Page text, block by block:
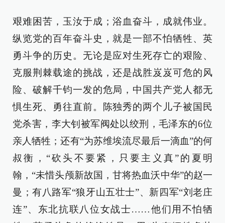
艰难困苦，玉汝于成；浴血奋斗，成就伟业。
纵览党的百年奋斗史，就是一部不怕牺牲、英
勇斗争的历史。无论是应对生死存亡的艰险、
克服荆棘载途的挑战，还是战胜岌岌可危的风
险、破解千钧一发的危局，中国共产党人都无
惧生死、勇往直前。陈独秀的两个儿子被国民
党杀害，李大钊被军阀处以绞刑，毛泽东的6位
亲人牺牲；还有“为苏维埃流尽最后一滴血”的何
叔衡，“砍头不要紧，只要主义真”的夏明
翰，“未惜头颅新故国，甘将热血沃中华”的赵一
曼；有八路军“狼牙山五壮士”、新四军“刘老庄
连”、东北抗联八位女战士……他们用不怕牺